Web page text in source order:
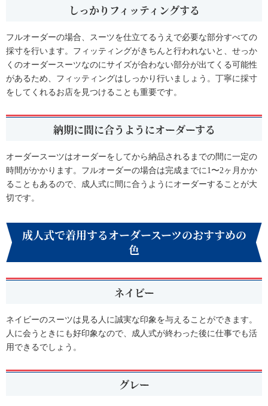
しっかりフィッティングする
フルオーダーの場合、スーツを仕立てるうえで必要な部分すべての
採寸を行います。フィッティングがきちんと行われないと、せっか
くのオーダースーツなのにサイズが合わない部分が出てくる可能性
があるため、フィッティングはしっかり行いましょう。丁寧に採寸
をしてくれるお店を見つけることも重要です。
納期に間に合うようにオーダーする
オーダースーツはオーダーをしてから納品されるまでの間に一定の
時間がかかります。フルオーダーの場合は完成までに1〜2ヶ月かか
ることもあるので、成人式に間に合うようにオーダーすることが大
切です。
成人式で着用するオーダースーツのおすすめの
色
ネイビー
ネイビーのスーツは見る人に誠実な印象を与えることができます。
人に会うときにも好印象なので、成人式が終わった後に仕事でも活
用できるでしょう。
グレー